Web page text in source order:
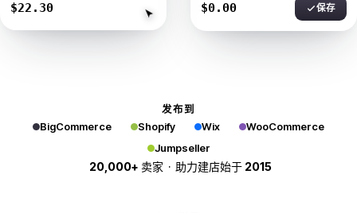
$22.30 $64.26 保存
发布到
BigCommerce Shopify Wix
WooCommerce
Jumpseller
20,000+ 卖家 · 助力建店始于 2015